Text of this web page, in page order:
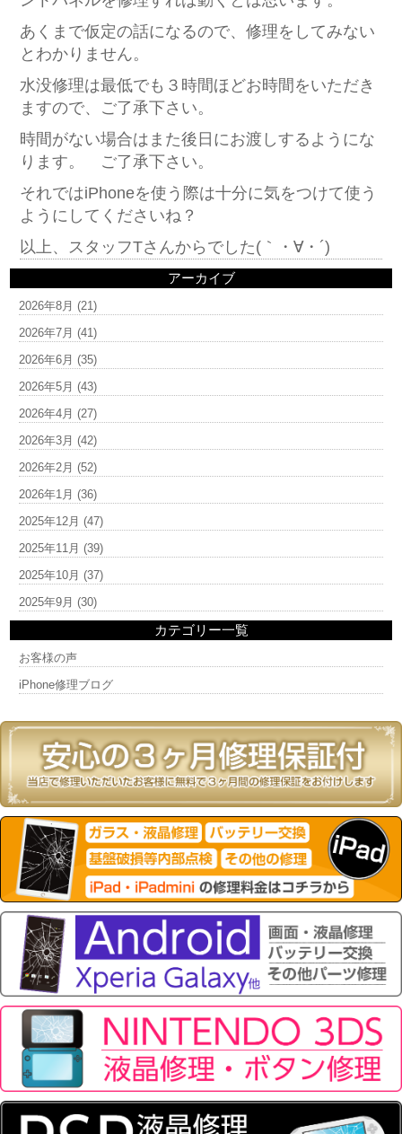
あくまで仮定の話になるので、修理をしてみない
とわかりません。
水没修理は最低でも３時間ほどお時間をいただき
ますので、ご了承下さい。
時間がない場合はまた後日にお渡しするようにな
ります。 ご了承下さい。
それではiPhoneを使う際は十分に気をつけて使う
ようにしてくださいね？
以上、スタッフTさんからでした(｀・∀・´)
アーカイブ
2026年8月 (21)
2026年7月 (41)
2026年6月 (35)
2026年5月 (43)
2026年4月 (27)
2026年3月 (42)
2026年2月 (52)
2026年1月 (36)
2025年12月 (47)
2025年11月 (39)
2025年10月 (37)
2025年9月 (30)
カテゴリー一覧
お客様の声
iPhone修理ブログ